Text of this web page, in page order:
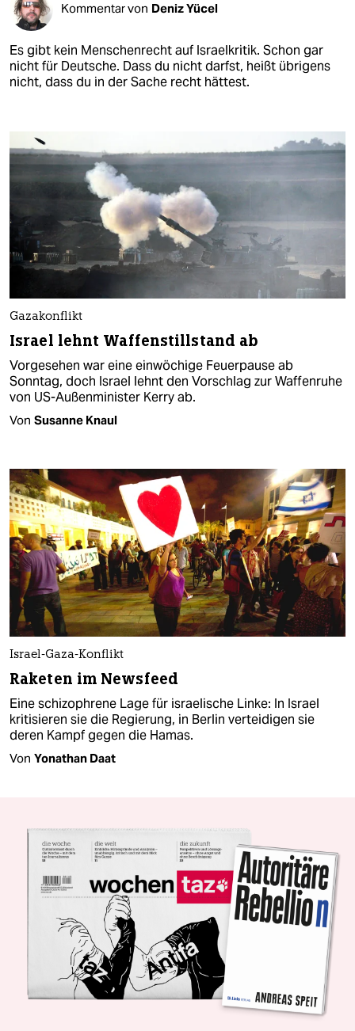
Kommentar von Deniz Yücel
Es gibt kein Menschenrecht auf Israelkritik. Schon gar
nicht für Deutsche. Dass du nicht darfst, heißt übrigens
nicht, dass du in der Sache recht hättest.
Gazakonflikt
Israel lehnt Waffenstillstand ab
Vorgesehen war eine einwöchige Feuerpause ab
Sonntag, doch Israel lehnt den Vorschlag zur Waffenruhe
von US-Außenminister Kerry ab.
Von Susanne Knaul
Israel-Gaza-Konflikt
Raketen im Newsfeed
Eine schizophrene Lage für israelische Linke: In Israel
kritisieren sie die Regierung, in Berlin verteidigen sie
deren Kampf gegen die Hamas.
Von Yonathan Daat